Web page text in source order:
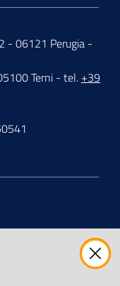
- 06121 Perugia -
Terni - tel. +39
S.C.A.R.L.